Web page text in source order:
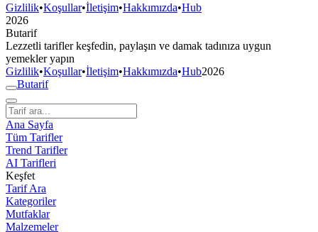
Gizlilik•Koşullar•İletişim•Hakkımızda•Hub
2026
Butarif
Lezzetli tarifler keşfedin, paylaşın ve damak tadınıza uygun
yemekler yapın
Gizlilik•Koşullar•İletişim•Hakkımızda•Hub2026
Butarif
Ana Sayfa
Tüm Tarifler
Trend Tarifler
AI Tarifleri
Keşfet
Tarif Ara
Kategoriler
Mutfaklar
Malzemeler